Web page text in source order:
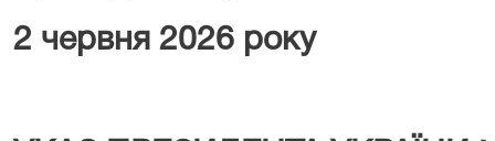
2 червня 2026 року